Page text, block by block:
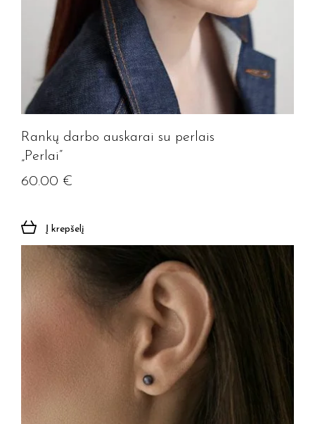
Rankų darbo auskarai su perlais
„Perlai”
60.00 €
Į krepšelį